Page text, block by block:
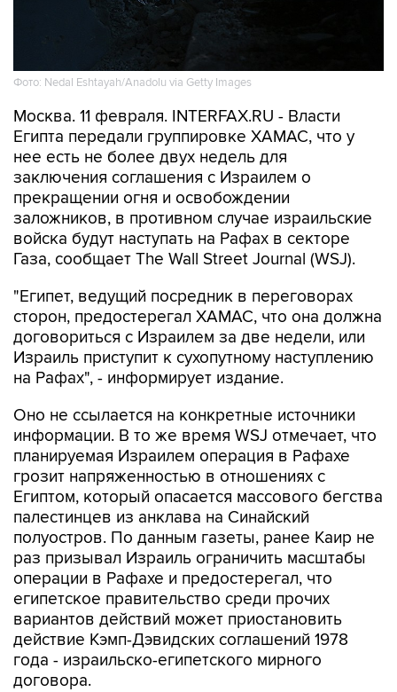
Фото: Nedal Eshtayah/Anadolu via Getty Images
Москва. 11 февраля. INTERFAX.RU - Власти
Египта передали группировке ХАМАС, что у
нее есть не более двух недель для
заключения соглашения с Израилем о
прекращении огня и освобождении
заложников, в противном случае израильские
войска будут наступать на Рафах в секторе
Газа, сообщает The Wall Street Journal (WSJ).
"Египет, ведущий посредник в переговорах
сторон, предостерегал ХАМАС, что она должна
договориться с Израилем за две недели, или
Израиль приступит к сухопутному наступлению
на Рафах", - информирует издание.
Оно не ссылается на конкретные источники
информации. В то же время WSJ отмечает, что
планируемая Израилем операция в Рафахе
грозит напряженностью в отношениях с
Египтом, который опасается массового бегства
палестинцев из анклава на Синайский
полуостров. По данным газеты, ранее Каир не
раз призывал Израиль ограничить масштабы
операции в Рафахе и предостерегал, что
египетское правительство среди прочих
вариантов действий может приостановить
действие Кэмп-Дэвидских соглашений 1978
года - израильско-египетского мирного
договора.